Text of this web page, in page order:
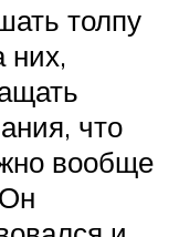
толпу
них,
что
вообще